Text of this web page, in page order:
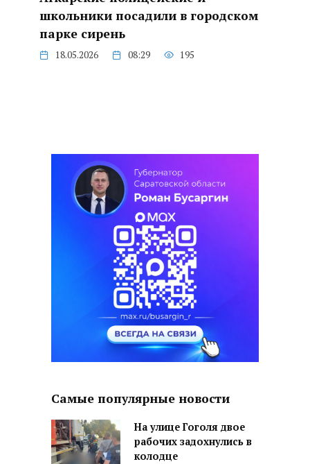
школьники посадили в городском
парке сирень
18.05.2026 08:29 195
Самые популярные новости
На улице Гоголя двое
рабочих задохнулись в
колодце